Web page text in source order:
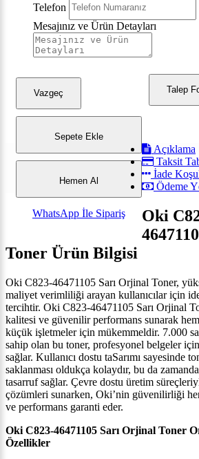
Telefon
Mesajınız ve Ürün Detayları
Talep
Vazgeç
Sepete Ekle
Hemen Al
WhatsApp İle Sipariş
Açıklama
Taksit
İade
Ödeme
Oki
Toner Ürün Bilgisi
Oki C823-46471105 Sarı Orjinal Toner,
maliyet verimliliği arayan kullanıcılar için
tercihtir. Oki C823-46471105 Sarı Orjinal
kalitesi ve güvenilir performans sunarak
küçük işletmeler için mükemmeldir. 7.000
sahip olan bu toner, profesyonel belgeler
sağlar. Kullanıcı dostu taSarımı sayesinde
saklanması oldukça kolaydır, bu da
tasarruf sağlar. Çevre dostu üretim
çözümleri sunarken, Oki’nin güvenilirliği
ve performans garanti eder.
Oki C823-46471105 Sarı Orjinal Toner
Özellikler